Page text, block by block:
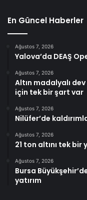
En Güncel Haberler
Ağustos 7, 2026
Yalova’da DEAŞ
Ağustos 7, 2026
Altın madalyalı
için tek bir şart var
Ağustos 7, 2026
Nilüfer’de
Ağustos 7, 2026
21 ton altını tek bir
Ağustos 7, 2026
Bursa
yatırım